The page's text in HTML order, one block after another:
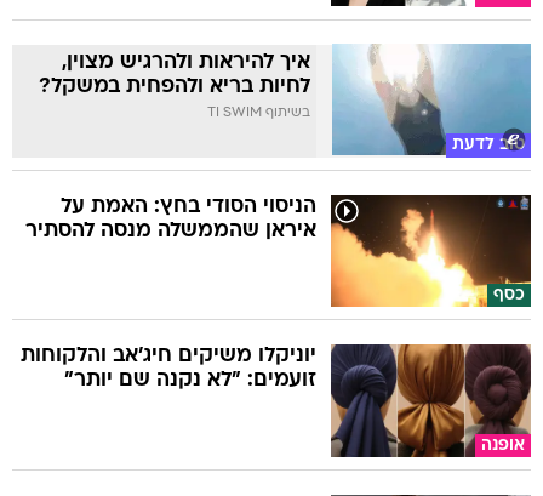
טוב לדעת
איך להיראות ולהרגיש מצוין,
לחיות בריא ולהפחית במשקל?
בשיתוף TI SWIM
כסף
הניסוי הסודי בחץ: האמת על
איראן שהממשלה מנסה להסתיר
אופנה
יוניקלו משיקים חיג'אב והלקוחות
זועמים: "לא נקנה שם יותר"